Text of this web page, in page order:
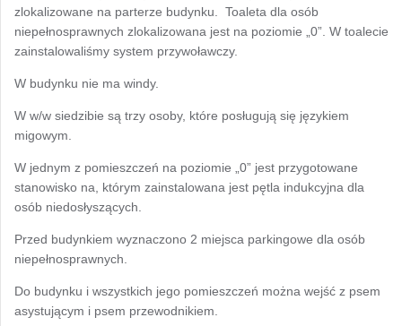
zlokalizowane na parterze budynku. Toaleta dla osób
niepełnosprawnych zlokalizowana jest na poziomie „0”. W toalecie
zainstalowaliśmy system przywoławczy.
W budynku nie ma windy.
W w/w siedzibie są trzy osoby, które posługują się językiem
migowym.
W jednym z pomieszczeń na poziomie „0” jest przygotowane
stanowisko na, którym zainstalowana jest pętla indukcyjna dla
osób niedosłyszących.
Przed budynkiem wyznaczono 2 miejsca parkingowe dla osób
niepełnosprawnych.
Do budynku i wszystkich jego pomieszczeń można wejść z psem
asystującym i psem przewodnikiem.